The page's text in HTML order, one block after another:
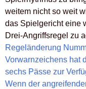
weitem nicht so weit
das Spielgericht eine
Drei-Angriffsregel zu
Regeländerung
Vorwarnzeichens hat
sechs Pässe zur
Wenn der